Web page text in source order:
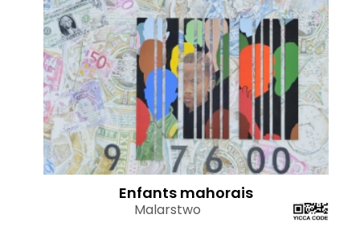
Enfants mahorais
Malarstwo